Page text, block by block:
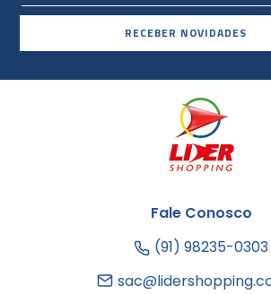
RECEBER NOVIDADES
Fale Conosco
(91) 98235-0303